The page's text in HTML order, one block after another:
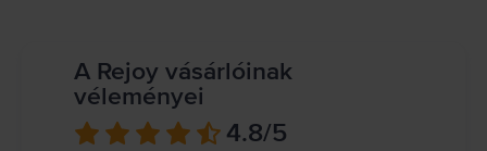
eszközök vagy fejhallgatók használatát tiltó vagy korlátozó szabályokat.
Sérült kábelek vagy adapterek használata, illetve töltés nedvesség
jelenlétében tüzet, áramütést, személyi sérülést vagy az iPhone, illetve
https://support.apple.com/ro-ro/guide/iphone/iph301fc905/ios
A Rejoy vásárlóinak
véleményei
4.8/5